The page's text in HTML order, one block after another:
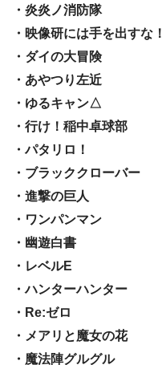
・炎炎ノ消防隊
・映像研には手を出すな！
・ダイの大冒険
・あやつり左近
・ゆるキャン△
・行け！稲中卓球部
・パタリロ！
・ブラッククローバー
・進撃の巨人
・ワンパンマン
・幽遊白書
・レベルE
・ハンターハンター
・Re:ゼロ
・メアリと魔女の花
・魔法陣グルグル